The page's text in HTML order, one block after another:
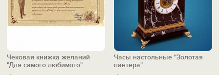
Чековая книжка желаний
"Для самого любимого"
Часы настольные "Золотая
пантера"